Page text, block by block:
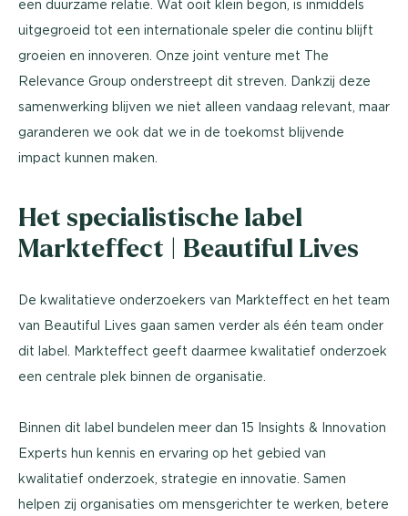
een duurzame relatie. Wat ooit klein begon, is inmiddels
uitgegroeid tot een internationale speler die continu blijft
groeien en innoveren. Onze joint venture met The
Relevance Group onderstreept dit streven. Dankzij deze
samenwerking blijven we niet alleen vandaag relevant, maar
garanderen we ook dat we in de toekomst blijvende
impact kunnen maken.
Het specialistische label
Markteffect | Beautiful Lives
De kwalitatieve onderzoekers van Markteffect en het team
van Beautiful Lives gaan samen verder als één team onder
dit label. Markteffect geeft daarmee kwalitatief onderzoek
een centrale plek binnen de organisatie.
Binnen dit label bundelen meer dan 15 Insights & Innovation
Experts hun kennis en ervaring op het gebied van
kwalitatief onderzoek, strategie en innovatie. Samen
helpen zij organisaties om mensgerichter te werken, betere